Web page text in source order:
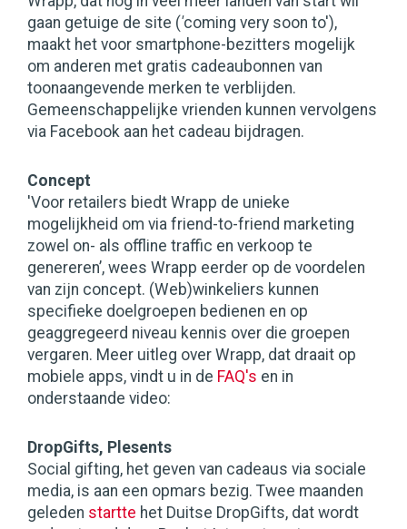
gaan getuige de site ('coming very soon to'),
maakt het voor smartphone-bezitters mogelijk
om anderen met gratis cadeaubonnen van
toonaangevende merken te verblijden.
Gemeenschappelijke vrienden kunnen vervolgens
via Facebook aan het cadeau bijdragen.
Concept
'Voor retailers biedt Wrapp de unieke
mogelijkheid om via friend-to-friend marketing
zowel on- als offline traffic en verkoop te
genereren’, wees Wrapp eerder op de voordelen
van zijn concept. (Web)winkeliers kunnen
specifieke doelgroepen bedienen en op
geaggregeerd niveau kennis over die groepen
vergaren. Meer uitleg over Wrapp, dat draait op
mobiele apps, vindt u in de FAQ's en in
onderstaande video:
DropGifts, Plesents
Social gifting, het geven van cadeaus via sociale
media, is aan een opmars bezig. Twee maanden
geleden startte het Duitse DropGifts, dat wordt